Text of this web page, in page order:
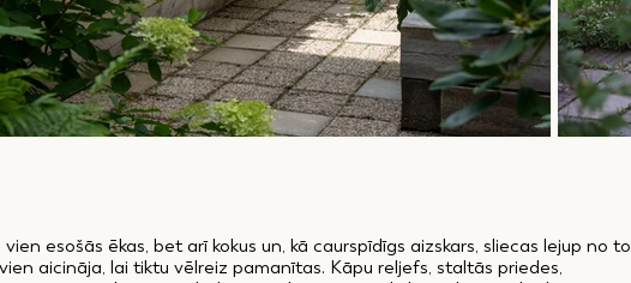
esošās ēkas, bet arī kokus un, kā caurspīdīgs aizskars, sliecas lejup no to
aicināja, lai tiktu vēlreiz pamanītas. Kāpu reljefs, staltās priedes,